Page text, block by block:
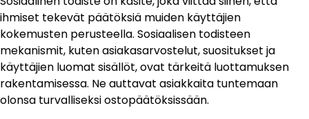
ihmiset tekevät päätöksiä muiden käyttäjien
kokemusten perusteella. Sosiaalisen todisteen
mekanismit, kuten asiakasarvostelut, suositukset ja
käyttäjien luomat sisällöt, ovat tärkeitä luottamuksen
rakentamisessa. Ne auttavat asiakkaita tuntemaan
olonsa turvalliseksi ostopäätöksissään.